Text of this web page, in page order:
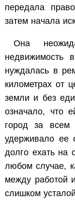
передала
затем начала
Она
недвижимость
нуждалась в
километрах от
земли и без
означало, что
город за всем
удерживало ее
долго ехать на
любом случае,
между работой
слишком